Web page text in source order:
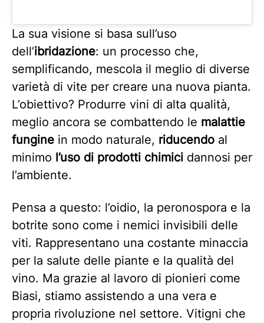
La sua visione si basa sull’uso
dell’ibridazione: un processo che,
semplificando, mescola il meglio di diverse
varietà di vite per creare una nuova pianta.
L’obiettivo? Produrre vini di alta qualità,
meglio ancora se combattendo le malattie
fungine in modo naturale, riducendo al
minimo l’uso di prodotti chimici dannosi per
l’ambiente.
Pensa a questo: l’oidio, la peronospora e la
botrite sono come i nemici invisibili delle
viti. Rappresentano una costante minaccia
per la salute delle piante e la qualità del
vino. Ma grazie al lavoro di pionieri come
Biasi, stiamo assistendo a una vera e
propria rivoluzione nel settore. Vitigni che